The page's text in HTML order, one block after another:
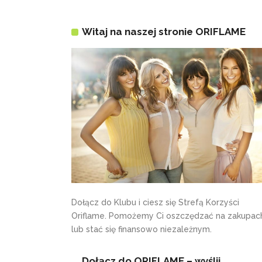
Witaj na naszej stronie ORIFLAME
Dołącz do Klubu i ciesz się Strefą Korzyści
Oriflame. Pomożemy Ci oszczędzać na
lub stać się finansowo niezależnym.